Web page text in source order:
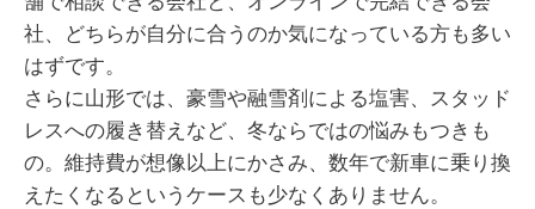
社、どちらが自分に合うのか気になっている方も多い
はずです。
さらに山形では、豪雪や融雪剤による塩害、スタッド
レスへの履き替えなど、冬ならではの悩みもつきも
の。維持費が想像以上にかさみ、数年で新車に乗り換
えたくなるというケースも少なくありません。